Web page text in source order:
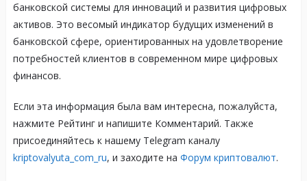
банковской системы для инноваций и развития цифровых
активов. Это весомый индикатор будущих изменений в
банковской сфере, ориентированных на удовлетворение
потребностей клиентов в современном мире цифровых
финансов.
Если эта информация была вам интересна, пожалуйста,
нажмите Рейтинг и напишите Комментарий. Также
присоединяйтесь к нашему Telegram каналу
kriptovalyuta_com_ru, и заходите на Форум криптовалют.